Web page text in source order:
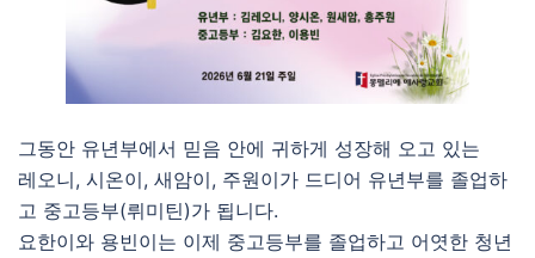
그동안 유년부에서 믿음 안에 귀하게 성장해 오고 있는
레오니, 시온이, 새암이, 주원이가 드디어 유년부를 졸업하
고 중고등부(뤼미틴)가 됩니다.
요한이와 용빈이는 이제 중고등부를 졸업하고 어엿한 청년